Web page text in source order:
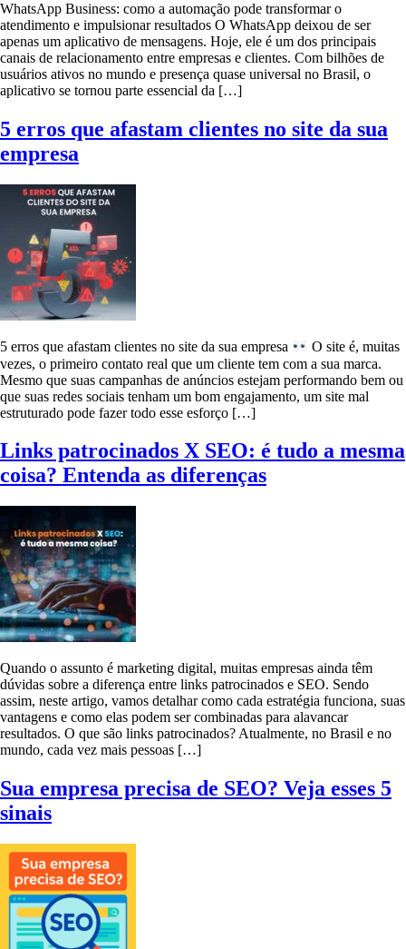
WhatsApp Business: como a automação pode transformar o
atendimento e impulsionar resultados O WhatsApp deixou de ser
apenas um aplicativo de mensagens. Hoje, ele é um dos principais
canais de relacionamento entre empresas e clientes. Com bilhões de
usuários ativos no mundo e presença quase universal no Brasil, o
aplicativo se tornou parte essencial da […]
5 erros que afastam clientes no site da sua
empresa
5 erros que afastam clientes no site da sua empresa
O site é, muitas
vezes, o primeiro contato real que um cliente tem com a sua marca.
Mesmo que suas campanhas de anúncios estejam performando bem ou
que suas redes sociais tenham um bom engajamento, um site mal
estruturado pode fazer todo esse esforço […]
Links patrocinados X SEO: é tudo a mesma
coisa? Entenda as diferenças
Quando o assunto é marketing digital, muitas empresas ainda têm
dúvidas sobre a diferença entre links patrocinados e SEO. Sendo
assim, neste artigo, vamos detalhar como cada estratégia funciona, suas
vantagens e como elas podem ser combinadas para alavancar
resultados. O que são links patrocinados? Atualmente, no Brasil e no
mundo, cada vez mais pessoas […]
Sua empresa precisa de SEO? Veja esses 5
sinais